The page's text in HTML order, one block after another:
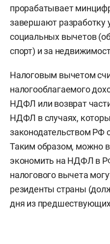
прорабатывает
завершают разработку
социальных вычетов
спорт) и за
Налоговым вычетом
налогооблагаемого
НДФЛ или возврат
НДФЛ в случаях,
законодательством РФ
Таким образом, можно
экономить на НДФЛ в
налогового вычета
резиденты страны
дня из